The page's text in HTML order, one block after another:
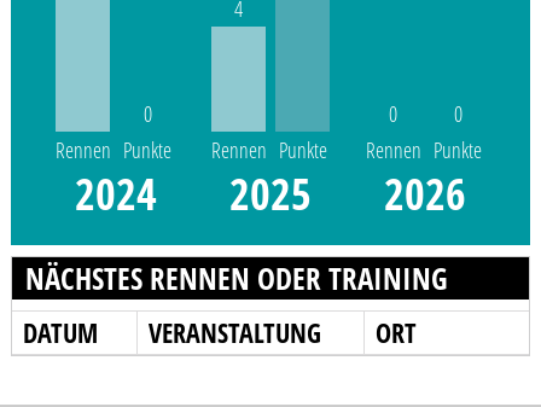
Rennen
0
Punkte
2024
4
Rennen Punkte
2025
0
Rennen
0
Punkte
2026
NÄCHSTES RENNEN ODER TRAINING
DATUM VERANSTALTUNG ORT